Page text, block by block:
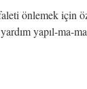
önlemek
yapıl-ma-